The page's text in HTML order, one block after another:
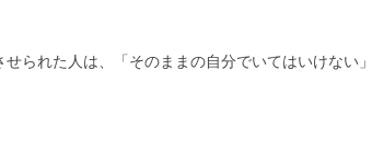
られた人は、「そのままの自分でいてはいけない」